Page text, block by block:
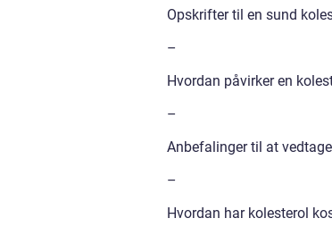
Opskrifter til en sund
–
Hvordan påvirker en
–
Anbefalinger til at
–
Hvordan har kolesterol